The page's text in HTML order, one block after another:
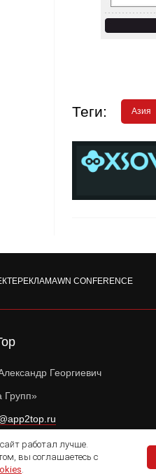
Теги: Азия
РЕКЛАМАWN CONFERENCE
Георгиевич
работал лучше.
вы соглашаетесь с
.